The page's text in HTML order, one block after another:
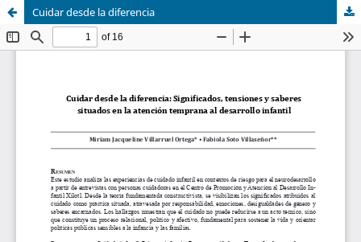
Cuidar desde la diferencia